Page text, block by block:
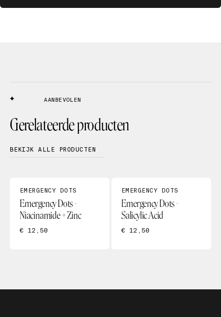
AANBEVOLEN
Gerelateerde producten
BEKIJK ALLE PRODUCTEN
EMERGENCY DOTS
Emergency Dots -
Niacinamide + Zinc
€ 12,50
EMERGENCY DOTS
Emergency Dots -
Salicylic Acid
€ 12,50